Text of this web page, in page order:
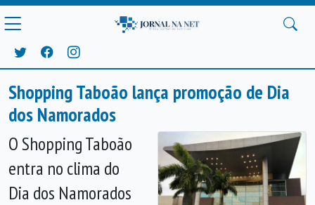
Shopping Taboão lança promoção de Dia
dos Namorados
O Shopping Taboão
entra no clima do
Dia dos Namorados